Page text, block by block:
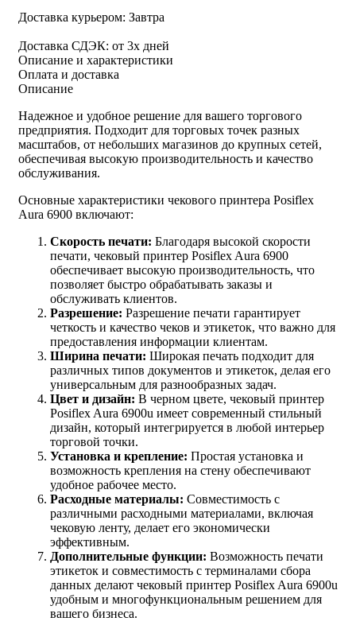
Доставка курьером: Завтра
Доставка СДЭК: от 3х дней
Описание и характеристики
Оплата и доставка
Описание
Надежное и удобное решение для вашего торгового
предприятия. Подходит для торговых точек разных
масштабов, от небольших магазинов до крупных сетей,
обеспечивая высокую производительность и качество
обслуживания.
Основные характеристики чекового принтера Posiflex
Aura 6900 включают:
Скорость печати: Благодаря высокой скорости
печати, чековый принтер Posiflex Aura 6900
обеспечивает высокую производительность, что
позволяет быстро обрабатывать заказы и
обслуживать клиентов.
Разрешение: Разрешение печати гарантирует
четкость и качество чеков и этикеток, что важно для
предоставления информации клиентам.
Ширина печати: Широкая печать подходит для
различных типов документов и этикеток, делая его
универсальным для разнообразных задач.
Цвет и дизайн: В черном цвете, чековый принтер
Posiflex Aura 6900u имеет современный стильный
дизайн, который интегрируется в любой интерьер
торговой точки.
Установка и крепление: Простая установка и
возможность крепления на стену обеспечивают
удобное рабочее место.
Расходные материалы: Совместимость с
различными расходными материалами, включая
чековую ленту, делает его экономически
эффективным.
Дополнительные функции: Возможность печати
этикеток и совместимость с терминалами сбора
данных делают чековый принтер Posiflex Aura 6900u
удобным и многофункциональным решением для
вашего бизнеса.